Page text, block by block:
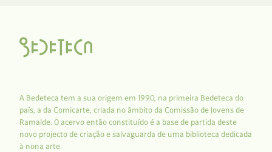
A Bedeteca tem a sua origem em 1990, na primeira Bedeteca do
país, a da Comicarte, criada no âmbito da Comissão de Jovens de
Ramalde. O acervo então constituído é a base de partida deste
novo projecto de criação e salvaguarda de uma biblioteca dedicada
à nona arte.